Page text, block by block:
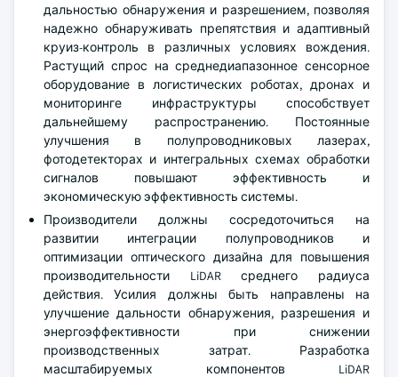
дальностью обнаружения и разрешением, позволяя
надежно обнаруживать препятствия и адаптивный
круиз-контроль в различных условиях вождения.
Растущий спрос на среднедиапазонное сенсорное
оборудование в логистических роботах, дронах и
мониторинге инфраструктуры способствует
дальнейшему распространению. Постоянные
улучшения в полупроводниковых лазерах,
фотодетекторах и интегральных схемах обработки
сигналов повышают эффективность и
экономическую эффективность системы.
Производители должны сосредоточиться на
развитии интеграции полупроводников и
оптимизации оптического дизайна для повышения
производительности LiDAR среднего радиуса
действия. Усилия должны быть направлены на
улучшение дальности обнаружения, разрешения и
энергоэффективности при снижении
производственных затрат. Разработка
масштабируемых компонентов LiDAR